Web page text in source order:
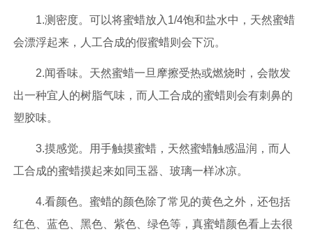
1.测密度。可以将蜜蜡放入1/4饱和盐水中，天然蜜蜡
会漂浮起来，人工合成的假蜜蜡则会下沉。
2.闻香味。天然蜜蜡一旦摩擦受热或燃烧时，会散发
出一种宜人的树脂气味，而人工合成的蜜蜡则会有刺鼻的
塑胶味。
3.摸感觉。用手触摸蜜蜡，天然蜜蜡触感温润，而人
工合成的蜜蜡摸起来如同玉器、玻璃一样冰凉。
4.看颜色。蜜蜡的颜色除了常见的黄色之外，还包括
红色、蓝色、黑色、紫色、绿色等，真蜜蜡颜色看上去很